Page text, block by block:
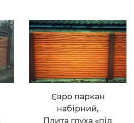
Євро паркан
набірний,
Плита глуха «під